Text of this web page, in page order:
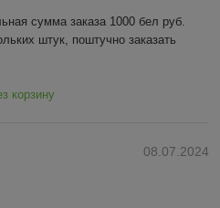
сумма заказа 1000 бел руб.
штук, поштучно заказать
корзину
08.07.2024